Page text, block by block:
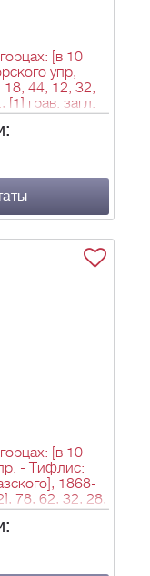
[в 10
упр,
44, 12, 32,
грав. загл.
[в 10
- Тифлис:
1868-
78, 62, 32, 28,
тит. л., [1]